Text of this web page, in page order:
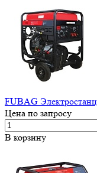
FUBAG
Цена по запросу
В корзину